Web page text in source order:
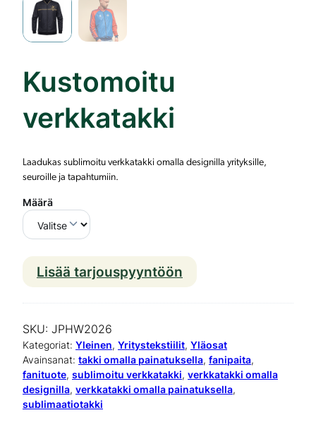
Kustomoitu
verkkatakki
Laadukas sublimoitu verkkatakki omalla designilla yrityksille,
seuroille ja tapahtumiin.
Määrä
t
o
m
Lisää tarjouspyyntöön
SKU: JPHW2026
Kategoriat: Yleinen, Yritystekstiilit, Yläosat
Avainsanat: takki omalla painatuksella, fanipaita
fanituote, sublimoitu verkkatakki, verkkatakki omalla
designilla, verkkatakki omalla painatuksella
sublimaatiotakki